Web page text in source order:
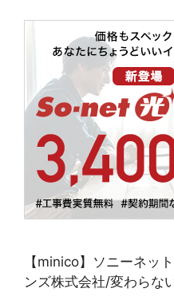
【minico】ソニーネッ
ンズ株式会社/変わらな